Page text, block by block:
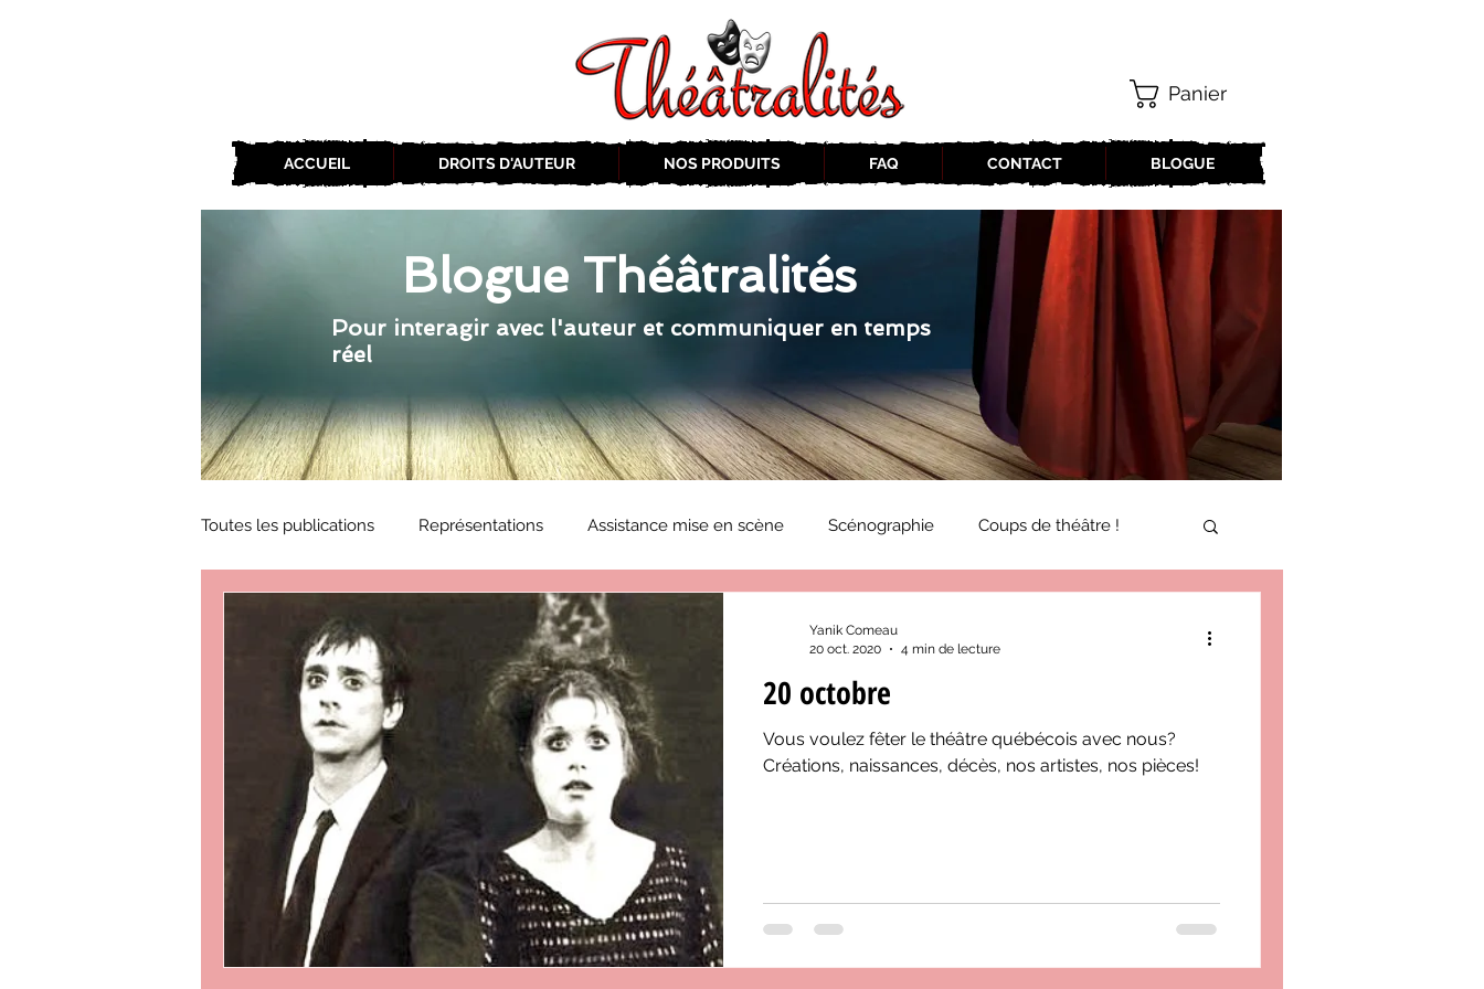
ACCUEIL DROITS D'AUTEUR NOS PRODUITS FAQ CONTACT BLOGUE
Panier
Blogue Théâtralités
Pour interagir avec l'auteur et communiquer en temps
réel
Toutes les publications Représentations Assistance mise en scène Scénographie Coups de théâtre !
ZoneCulture 2019-2020
ZoneCulture 2018-2019 ZoneCulture 2020-2021 Journal «BIENVENUE À BORD!»
ZoneCulture 2022-2023 ZoneCulture 2023-2024
critique théâtre Rhinocéros ZoneCulture 2026-2027
20 octobre
Vous voulez fêter le théâtre québécois avec nous?
Créations, naissances, décès, nos artistes, nos pièces!
Yanik Comeau
20 oct. 2020
4 min de lecture